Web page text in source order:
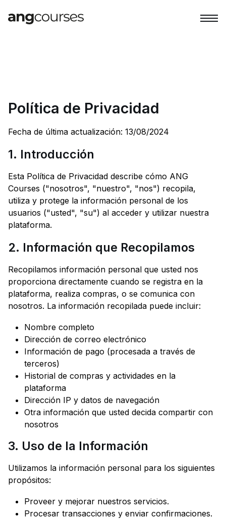
Política de Privacidad
Fecha de última actualización: 13/08/2024
1. Introducción
Esta Política de Privacidad describe cómo ANG
Courses ("nosotros", "nuestro", "nos") recopila,
utiliza y protege la información personal de los
usuarios ("usted", "su") al acceder y utilizar nuestra
plataforma.
2. Información que Recopilamos
Recopilamos información personal que usted nos
proporciona directamente cuando se registra en la
plataforma, realiza compras, o se comunica con
nosotros. La información recopilada puede incluir:
Nombre completo
Dirección de correo electrónico
Información de pago (procesada a través de
terceros)
Historial de compras y actividades en la
plataforma
Dirección IP y datos de navegación
Otra información que usted decida compartir con
nosotros
3. Uso de la Información
Utilizamos la información personal para los siguientes
propósitos:
Proveer y mejorar nuestros servicios.
Procesar transacciones y enviar confirmaciones.